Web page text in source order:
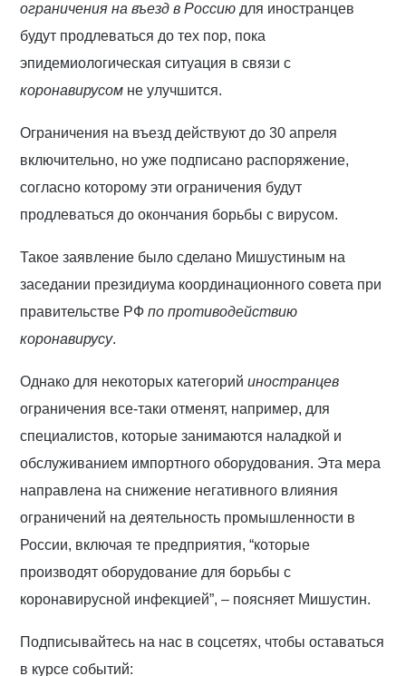
ограничения на въезд в Россию для иностранцев
будут продлеваться до тех пор, пока
эпидемиологическая ситуация в связи с
коронавирусом не улучшится.
Ограничения на въезд действуют до 30 апреля
включительно, но уже подписано распоряжение,
согласно которому эти ограничения будут
продлеваться до окончания борьбы с вирусом.
Такое заявление было сделано Мишустиным на
заседании президиума координационного совета при
правительстве РФпо противодействию
коронавирусу.
Однако для некоторых категорийиностранцев
ограничения все-таки отменят, например, для
специалистов, которые занимаются наладкой и
обслуживанием импортного оборудования. Эта мера
направлена на снижение негативного влияния
ограничений на деятельность промышленности в
России, включая те предприятия, “которые
производят оборудование для борьбы с
коронавирусной инфекцией”, – поясняет Мишустин.
Подписывайтесь на нас в соцсетях, чтобы оставаться
в курсе событий: